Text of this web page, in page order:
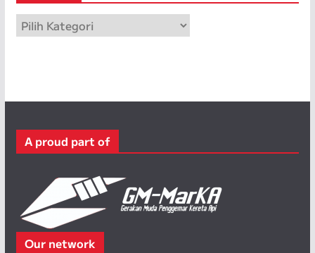
p
a
r
A proud part of
Our network